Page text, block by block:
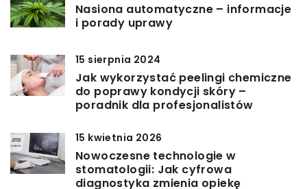
Nasiona automatyczne – informacje
i porady uprawy
15 sierpnia 2024
Jak wykorzystać peelingi chemiczne
do poprawy kondycji skóry –
poradnik dla profesjonalistów
15 kwietnia 2026
Nowoczesne technologie w
stomatologii: Jak cyfrowa
diagnostyka zmienia opiekę